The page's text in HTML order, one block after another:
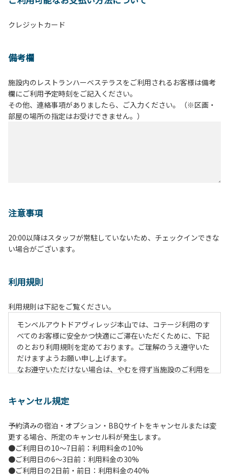
クレジットカード
備考欄
施設内のレストランハーベステラスをご利用されるお客様は備考
欄にご利用予定時刻をご記入ください。
その他、連絡事項がありましたら、ご入力ください。（※区画・
部屋の場所の指定はお受けできません。）
注意事項
20:00以降はスタッフが常駐していないため、チェックインできな
い場合がございます。
利用規則
利用規則は下記をご覧ください。
モンベルアウトドアヴィレッジ本山では、コテージ利用のす
べてのお客様に安全かつ快適にご滞在いただくために、下記
のとおり利用規則を定めております。ご理解のうえ遵守いた
だけますようお願い申し上げます。
なお遵守いただけない場合は、やむを得ず当施設のご利用を
【施設全体に関する注意事項】
２.利用上のルールを遵守いただき、ご自身で事故防止に努め
てください。
３.受付時にお渡しする駐車プレートを駐車車輌のダッシュボ
ードの見やすい場所に置き、指定の場所へ駐車してくださ
い。
キャンセル規定
予約済みの宿泊・オプション・BBQサイトをキャンセルまたは変
更する場合、所定のキャンセル料が発生します。
●ご利用日の10～7日前：利用料金の10%
●ご利用日の6～3日前：利用料金の30%
●ご利用日の2日前・前日：利用料金の40%